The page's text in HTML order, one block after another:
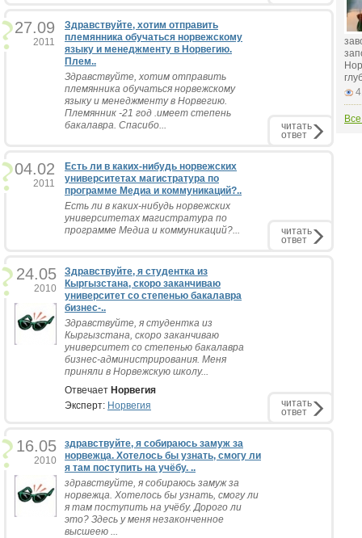
27.09
2011
Здравствуйте, хотим отправить
племянника обучаться норвежскому
языку и менеджменту в Норвегию.
Плем..
Здравствуйте, хотим отправить
племянника обучаться норвежскому
языку и менеджменту в Норвегию.
Племянник -21 год .имеет степень
бакалавра. Спасибо...
читать
ответ
04.02
2011
Есть ли в каких-нибудь норвежских
университетах магистратура по
программе Медиа и коммуникаций?..
Есть ли в каких-нибудь норвежских
университетах магистратура по
программе Медиа и коммуникаций?...
читать
ответ
24.05
2010
Здравствуйте, я студентка из
Кыргызстана, скоро заканчиваю
университет со степенью бакалавра
бизнес-..
Здравствуйте, я студентка из
Кыргызстана, скоро заканчиваю
университет со степенью бакалавра
бизнес-администрирования. Меня
приняли в Норвежскую школу...
Отвечает Норвегия
Эксперт: Норвегия читать
ответ
16.05
2010
здравствуйте, я собираюсь замуж за
норвежца. Хотелось бы узнать, смогу ли
я там поступить на учёбу. ..
здравствуйте, я собираюсь замуж за
норвежца. Хотелось бы узнать, смогу ли
я там поступить на учёбу. Дорого ли
это? Здесь у меня незаконченное
высшеею ...